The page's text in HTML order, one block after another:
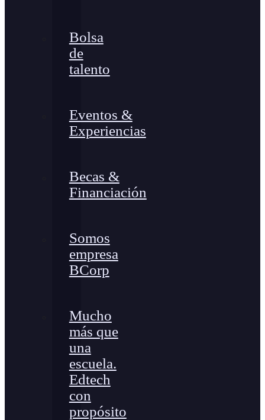
Bolsa
de
talento
Eventos &
Experiencias
Becas &
Financiación
Somos
empresa
BCorp
Mucho
más que
una
escuela.
Edtech
con
propósito